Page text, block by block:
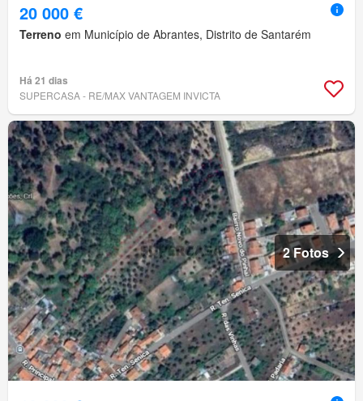
20 000 €
Terreno em Município de Abrantes, Distrito de Santarém
Há 21 dias
SUPERCASA - RE/MAX VANTAGEM INVICTA
2 Fotos